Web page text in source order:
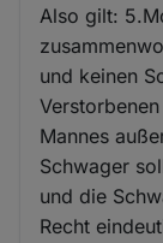
Also gilt:
und keinen
Mannes
Schwager
und die
Recht